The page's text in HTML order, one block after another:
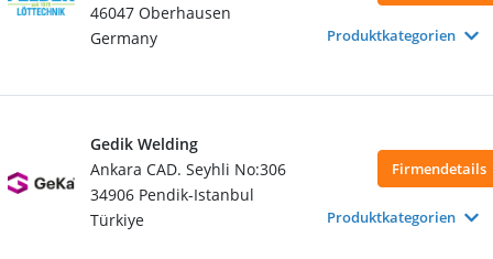
46047 Oberhausen
Germany
Produktkategorien
Gedik Welding
Ankara CAD. Seyhli No:306
34906 Pendik-Istanbul
Türkiye
Firmendetails
Produktkategorien